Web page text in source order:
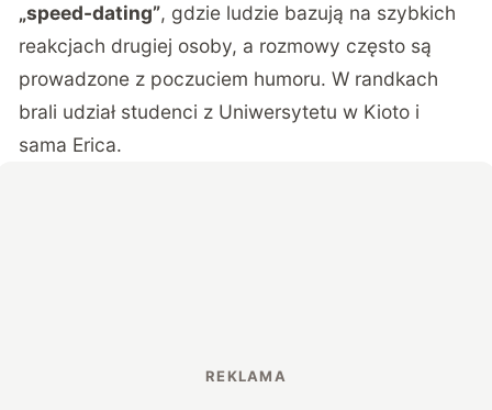
„speed-dating”, gdzie ludzie bazują na szybkich
reakcjach drugiej osoby, a rozmowy często są
prowadzone z poczuciem humoru. W randkach
brali udział studenci z Uniwersytetu w Kioto i
sama Erica.